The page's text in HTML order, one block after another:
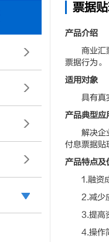
票据
产品介绍
商业汇票
票据行为。
适用对象
具有真实
产品典型应
解决企业
付息票据贴
产品特点及
1.融资成
2.减少应
3.提高资
4.操作简